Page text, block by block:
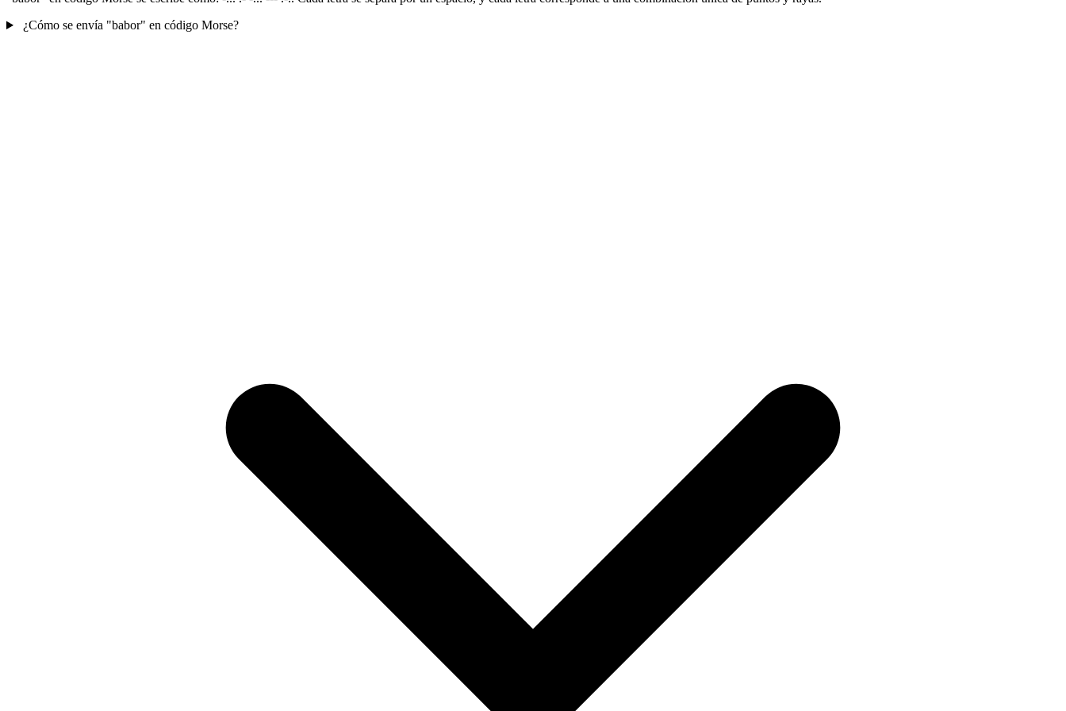
¿Cómo se envía "babor" en código Morse?